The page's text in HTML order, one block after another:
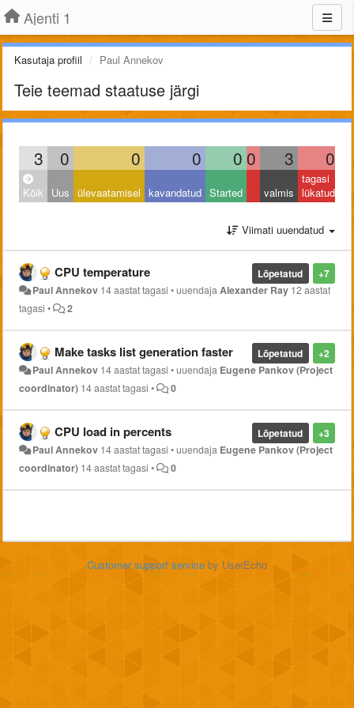
Ajenti 1
Kasutaja profiil Paul Annekov
Teie teemad staatuse järgi
3 0 0 0 0 0 3 0
Kõik Uus ülevaatamisel kavandatud Started valmis
tagasi
lükatud
Viimati uuendatud
+7
Lõpetatud
CPU temperature
Paul Annekov 14 aastat tagasi •uuendajaAlexander Ray 12 aastat
tagasi • 2
+2
Lõpetatud
Make tasks list generation faster
Paul Annekov 14 aastat tagasi •uuendaja Eugene Pankov (Project
coordinator) 14 aastat tagasi • 0
+3
Lõpetatud
CPU load in percents
Paul Annekov 14 aastat tagasi •uuendaja Eugene Pankov (Project
coordinator) 14 aastat tagasi • 0
Customer support service by UserEcho